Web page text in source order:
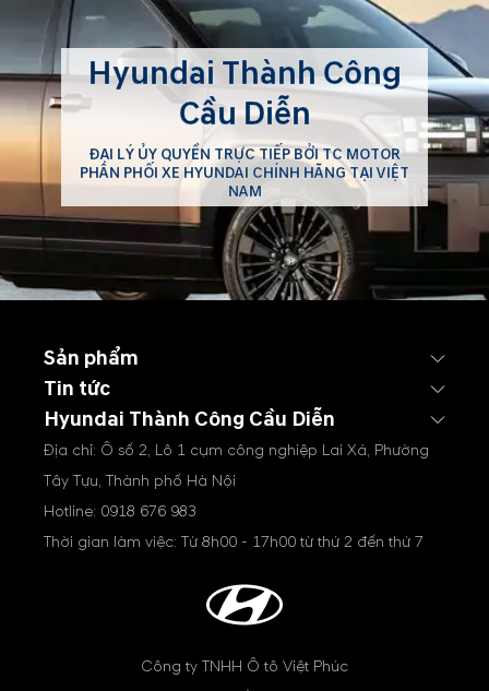
Hyundai Thành Công
Cầu Diễn
ĐẠI LÝ ỦY QUYỀN TRỰC TIẾP BỞI TC MOTOR
PHÂN PHỐI XE HYUNDAI CHÍNH HÃNG TẠI VIỆT
NAM
Sản phẩm
Tin tức
Hyundai Thành Công Cầu Diễn
Địa chỉ: Ô số 2, Lô 1 cụm công nghiệp Lai Xá, Phường
Tây Tựu, Thành phố Hà Nội
Hotline: 0918 676 983
Thời gian làm việc: Từ 8h00 - 17h00 từ thứ 2 đến thứ 7
Công ty TNHH Ô tô Việt Phúc